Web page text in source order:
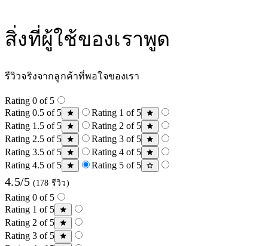
สิ่งที่ผู้ใช้ของเราพูด
รีวิวจริงจากลูกค้าที่พอใจของเรา
Rating 0 of 5
Rating 0.5 of 5
Rating 1 of 5
Rating 1.5 of 5
Rating 2 of 5
Rating 2.5 of 5
Rating 3 of 5
Rating 3.5 of 5
Rating 4 of 5
Rating 4.5 of 5
Rating 5 of 5
4.5/5 (178 รีวิว)
Rating 0 of 5
Rating 1 of 5
Rating 2 of 5
Rating 3 of 5